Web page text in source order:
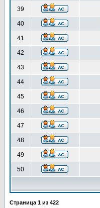
39
40
41
42
43
44
45
46
47
48
49
50
Страница 1 из 422